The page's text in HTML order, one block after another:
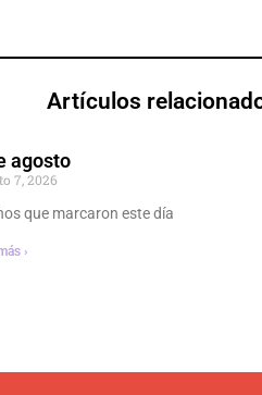
Artículos
agosto
7, 2026
que marcaron este día
›